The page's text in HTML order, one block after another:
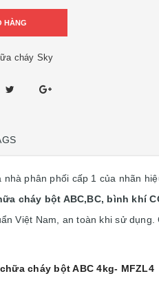
HÀNG
cháy Sky
nhà phân phối cấp 1 của nhãn
cháy bột ABC,BC, bình khí
Việt Nam, an toàn khi sử dụng.
cháy bột ABC 4kg- MFZL4